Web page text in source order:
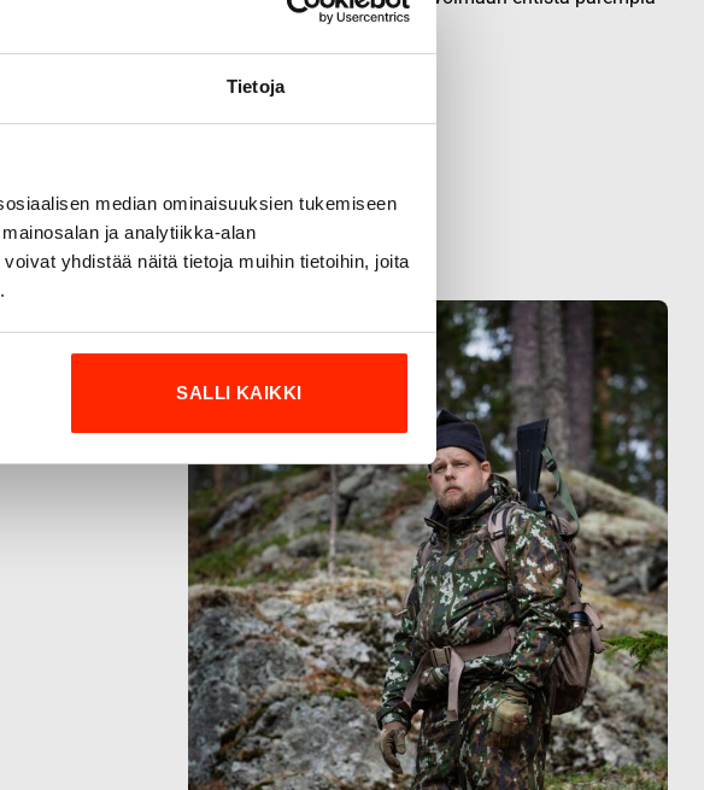
Tietoja
median ominaisuuksien tukemiseen
ja analytiikka-alan
yhdistää näitä tietoja muihin tietoihin, joita
SALLI KAIKKI